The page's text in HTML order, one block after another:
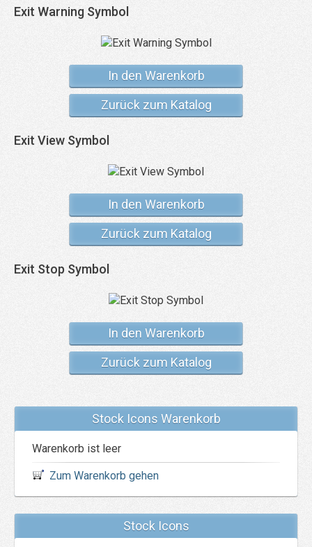
Exit Warning Symbol
In den Warenkorb
Zurück zum Katalog
Exit View Symbol
In den Warenkorb
Zurück zum Katalog
Exit Stop Symbol
In den Warenkorb
Zurück zum Katalog
Stock Icons Warenkorb
Warenkorb ist leer
Zum Warenkorb gehen
Stock Icons